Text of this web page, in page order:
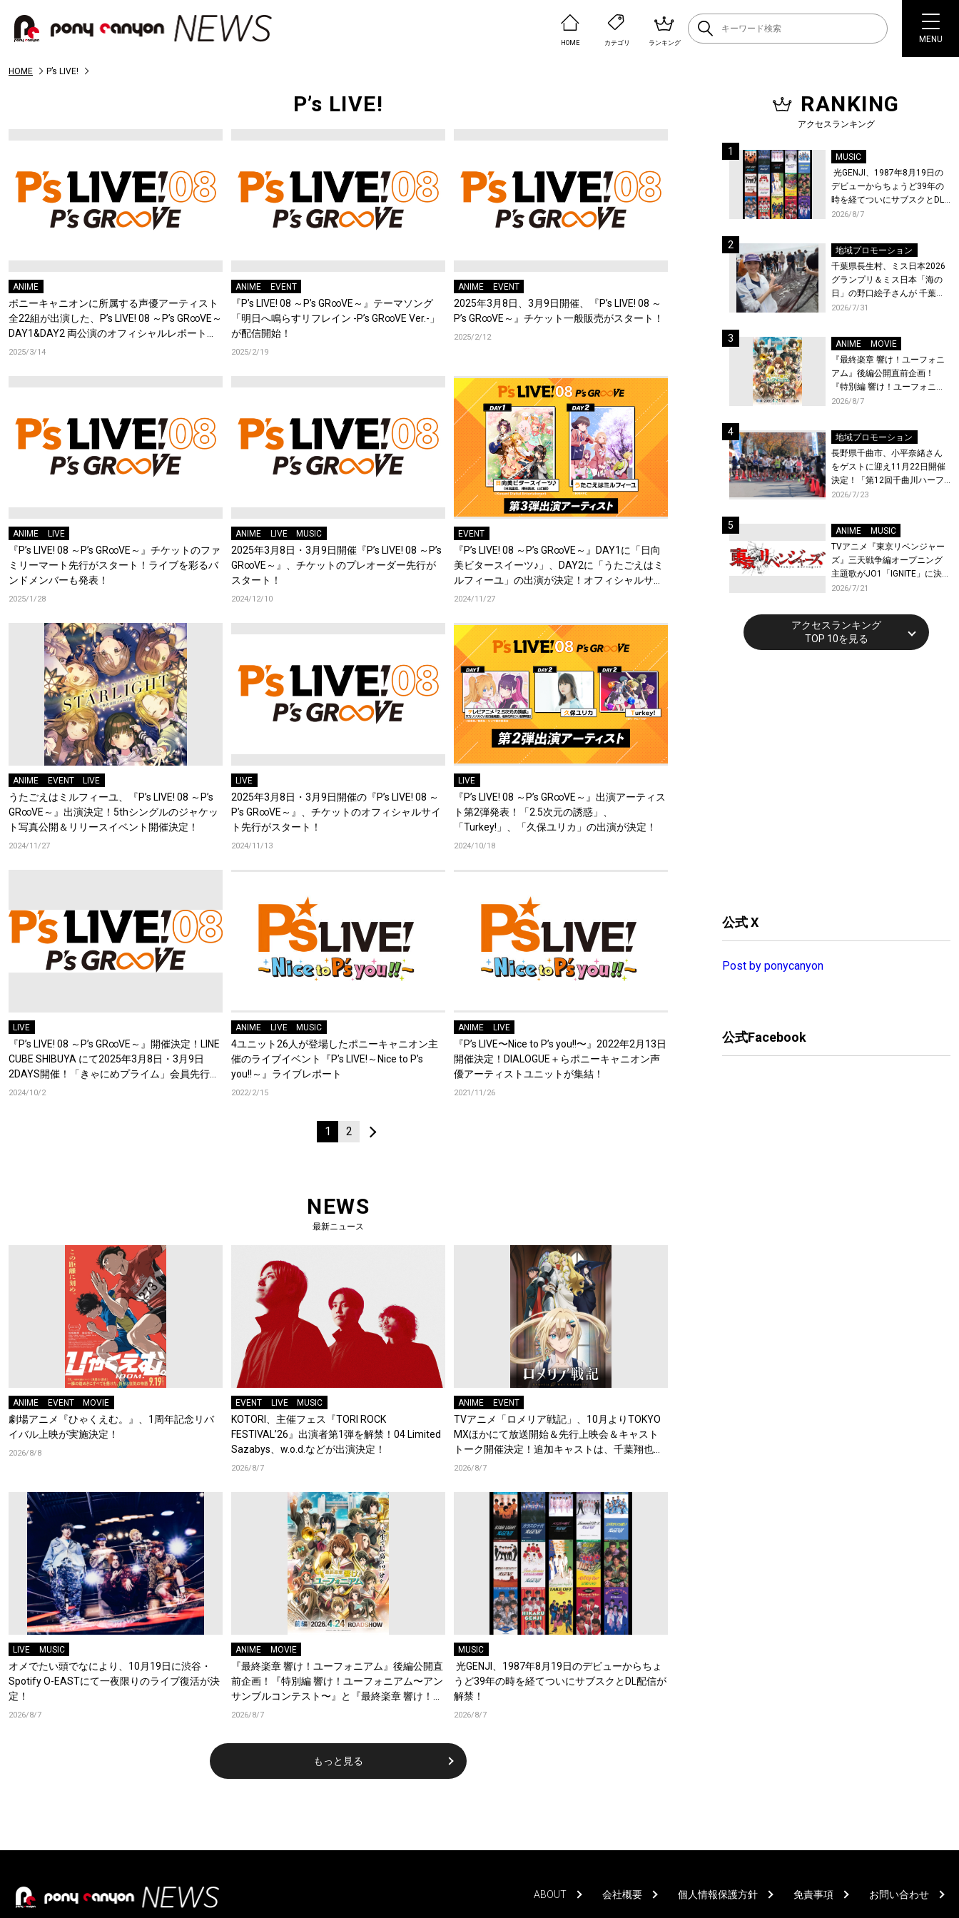
HOME カテゴリ ランキング MENU
HOME P’s LIVE!
P’s LIVE!
ANIME
ポニーキャニオンに所属する声優アーティスト
全22組が出演した、P’s LIVE! 08 ～P’s GR∞VE～
DAY1&DAY2 両公演のオフィシャルレポートを
公開！
2025/3/14
ANIME EVENT
『P’s LIVE! 08 ～P’s GR∞VE～』テーマソング
「明日へ鳴らすリフレイン -P’s GR∞VE Ver.-」
が配信開始！
2025/2/19
ANIME EVENT
2025年3月8日、3月9日開催、『P’s LIVE! 08 ～
P’s GR∞VE～』チケット一般販売がスタート！
2025/2/12
ANIME LIVE
『P’s LIVE! 08 ～P’s GR∞VE～』チケットのファ
ミリーマート先行がスタート！ライブを彩るバ
ンドメンバーも発表！
2025/1/28
ANIME LIVE MUSIC
2025年3月8日・3月9日開催『P’s LIVE! 08 ～P’s
GR∞VE～』、チケットのプレオーダー先行が
スタート！
2024/12/10
EVENT
『P’s LIVE! 08 ～P’s GR∞VE～』DAY1に「日向
美ビタースイーツ♪」、DAY2に「うたごえはミ
ルフィーユ」の出演が決定！オフィシャルサイ
ト2次先行もスタート！
2024/11/27
ANIME EVENT LIVE
うたごえはミルフィーユ、『P’s LIVE! 08 ～P’s
GR∞VE～』出演決定！5thシングルのジャケッ
ト写真公開＆リリースイベント開催決定！
2024/11/27
LIVE
2025年3月8日・3月9日開催の『P’s LIVE! 08 ～
P’s GR∞VE～』、チケットのオフィシャルサイ
ト先行がスタート！
2024/11/13
LIVE
『P’s LIVE! 08 ～P’s GR∞VE～』出演アーティス
ト第2弾発表！「2.5次元の誘惑」、
「Turkey!」、「久保ユリカ」の出演が決定！
2024/10/18
LIVE
『P’s LIVE! 08 ～P’s GR∞VE～』開催決定！LINE
CUBE SHIBUYA にて2025年3月8日・3月9日
2DAYS開催！「きゃにめプライム」会員先行＆
各アーティストFC先行によるチケット受付もス
2024/10/2
ANIME LIVE MUSIC
4ユニット26人が登場したポニーキャニオン主
催のライブイベント『P’s LIVE!～Nice to P’s
you!!～』ライブレポート
2022/2/15
ANIME LIVE
『P’s LIVE〜Nice to P’s you!!〜』2022年2月13日
開催決定！DIALOGUE＋らポニーキャニオン声
優アーティストユニットが集結！
2021/11/26
1 2
NEWS
最新ニュース
ANIME EVENT MOVIE
劇場アニメ『ひゃくえむ。』、1周年記念リバ
イバル上映が実施決定！
2026/8/8
EVENT LIVE MUSIC
KOTORI、主催フェス『TORI ROCK
FESTIVAL’26』出演者第1弾を解禁！04 Limited
Sazabys、w.o.d.などが出演決定！
2026/8/7
ANIME EVENT
TVアニメ「ロメリア戦記」、10月よりTOKYO
MXほかにて放送開始＆先行上映会＆キャスト
トーク開催決定！追加キャストは、千葉翔也、
梶原岳人、堀江瞬、綿貫竜之介！PV第1弾公
2026/8/7
LIVE MUSIC
オメでたい頭でなにより、10月19日に渋谷・
Spotify O-EASTにて一夜限りのライブ復活が決
定！
2026/8/7
ANIME MOVIE
『最終楽章 響け！ユーフォニアム』後編公開直
前企画！『特別編 響け！ユーフォニアム〜アン
サンブルコンテスト〜』と『最終楽章 響け！ユ
ーフォニアム』前編の一挙上映が決定！
2026/8/7
MUSIC
光GENJI、1987年8月19日のデビューからちょ
うど39年の時を経てついにサブスクとDL配信が
解禁！
2026/8/7
もっと見る
RANKING
アクセスランキング
MUSIC
光GENJI、1987年8月19日の
デビューからちょうど39年の
時を経てついにサブスクとDL
配信が解禁！
2026/8/7
地域プロモーション
千葉県長生村、ミス日本2026
グランプリ＆ミス日本「海の
日」の野口絵子さんが 千葉県
唯一の村・長生村で地引網を
2026/7/31
ANIME
MOVIE
『最終楽章 響け！ユーフォニ
アム』後編公開直前企画！
『特別編 響け！ユーフォニア
ム〜アンサンブルコンテス
映が決定！
2026/8/7
地域プロモーション
長野県千曲市、小平奈緒さん
をゲストに迎え11月22日開催
決定！「第12回千曲川ハーフ
マラソン」エントリー受付開
2026/7/23
ANIME
MUSIC
TVアニメ『東京リベンジャー
ズ』三天戦争編オープニング
主題歌がJO1「IGNITE」に決
定！メンバー全員から喜びと
トが到着！9月に東京・大阪で
先行上映会を開催！
2026/7/21
アクセスランキング
TOP 10を見る
公式 X
Post by ponycanyon
公式Facebook
ABOUT 会社概要 個人情報保護方針 免責事項 お問い合わせ